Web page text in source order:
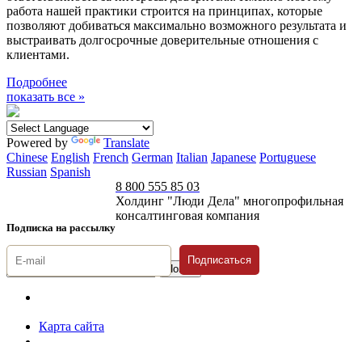
работа нашей практики строится на принципах, которые
позволяют добиваться максимально возможного результата и
выстраивать долгосрочные доверительные отношения с
клиентами.
Подробнее
показать все »
Powered by
Translate
Chinese English French German Italian Japanese Portuguese
Russian Spanish
Подписка на рассылку
8 800 555 85 03
Холдинг "Люди Дела" многопрофильная
консалтинговая компания
Подписаться
Карта сайта